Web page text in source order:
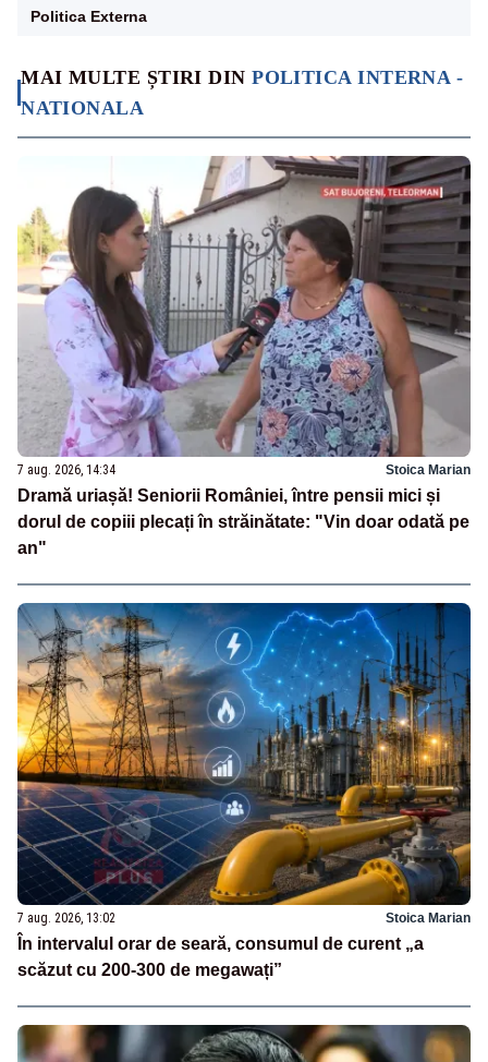
MAI MULTE ȘTIRI DINPOLITICA INTERNA -
NATIONALA
7 aug. 2026, 14:34 Stoica Marian
Dramă uriașă! Seniorii României, între pensii mici și
dorul de copiii plecați în străinătate: "Vin doar odată pe
an"
7 aug. 2026, 13:02 Stoica Marian
În intervalul orar de seară, consumul de curent „a
scăzut cu 200-300 de megawați”
Politica Externa